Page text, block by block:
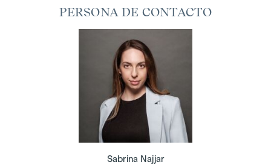
PERSONA DE CONTACTO
Sabrina Najjar